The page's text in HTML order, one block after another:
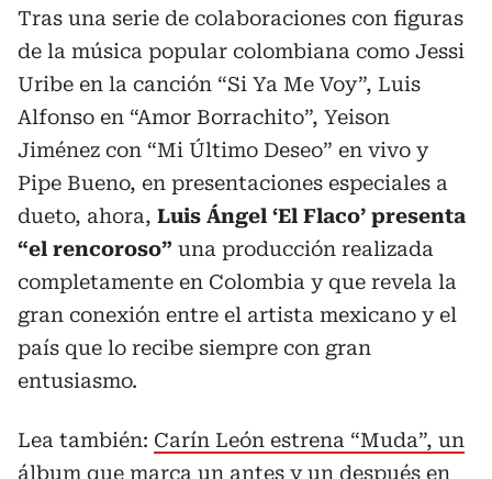
Tras una serie de colaboraciones con figuras
de la música popular colombiana como Jessi
Uribe en la canción “Si Ya Me Voy”, Luis
Alfonso en “Amor Borrachito”, Yeison
Jiménez con “Mi Último Deseo” en vivo y
Pipe Bueno, en presentaciones especiales a
dueto, ahora, Luis Ángel ‘El Flaco’ presenta
“el rencoroso” una producción realizada
completamente en Colombia y que revela la
gran conexión entre el artista mexicano y el
país que lo recibe siempre con gran
entusiasmo.
Lea también: Carín León estrena “Muda”, un
álbum que marca un antes y un después en